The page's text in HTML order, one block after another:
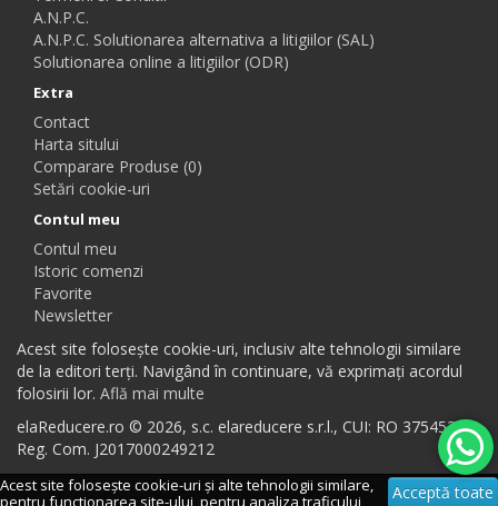
A.N.P.C.
A.N.P.C. Solutionarea alternativa a litigiilor (SAL)
Solutionarea online a litigiilor (ODR)
Extra
Contact
Harta sitului
Comparare Produse (0)
Setări cookie-uri
Contul meu
Contul meu
Istoric comenzi
Favorite
Newsletter
Acest site folosește cookie-uri, inclusiv alte tehnologii similare
de la editori terți. Navigând în continuare, vă exprimați acordul
folosirii lor. Află mai multe
elaReducere.ro © 2026, s.c. elareducere s.r.l., CUI: RO 37545384,
Reg. Com. J2017000249212
Acest site folosește cookie-uri și alte tehnologii similare,
pentru functionarea site-ului, pentru analiza traficului,
Acceptă toate